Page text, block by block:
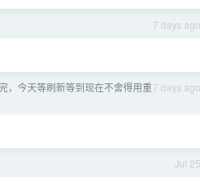
7 days ago
7 days ago
，今天等刷新等到现在不舍得用重
Jul 25